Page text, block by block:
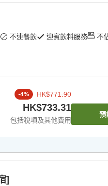
不連餐飲 迎賓飲料服務 不
-4% HK$771.90
HK$733.31
包括稅項及其他費用
預
]